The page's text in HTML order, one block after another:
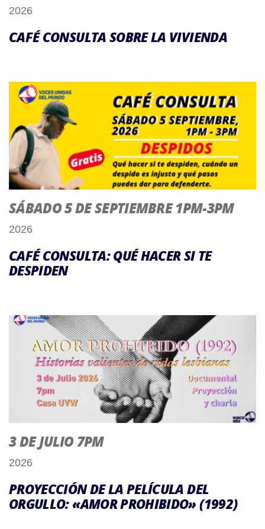
2026
CAFÉ CONSULTA SOBRE LA VIVIENDA
SÁBADO 5 DE SEPTIEMBRE 1PM-3PM
2026
CAFÉ CONSULTA: QUÉ HACER SI TE
DESPIDEN
3 DE JULIO 7PM
2026
PROYECCIÓN DE LA PELÍCULA DEL
ORGULLO: «AMOR PROHIBIDO» (1992)